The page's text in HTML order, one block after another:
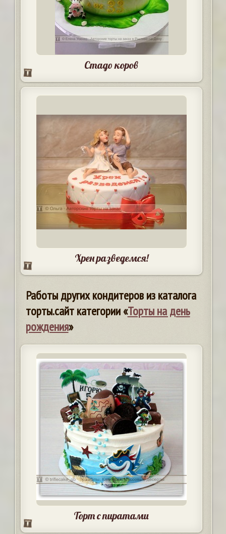
Стадо коров
Хрен разведемся!
Работы других кондитеров из каталога
торты.сайт категории «Торты на день
рождения»
Торт с пиратами